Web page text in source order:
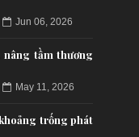
Jun 06, 2026
nâng tầm thương
May 11, 2026
trống phát